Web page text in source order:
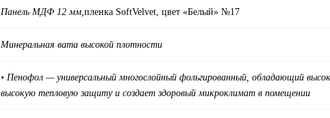
Панель МДФ 12 мм,пленка SoftVelvet, цвет «Белый» №17
Минеральная вата высокой плотности
• Пенофол — универсальный многослойный фольгированный, обладающий
высокую тепловую защиту и создает здоровый микроклимат в помещении